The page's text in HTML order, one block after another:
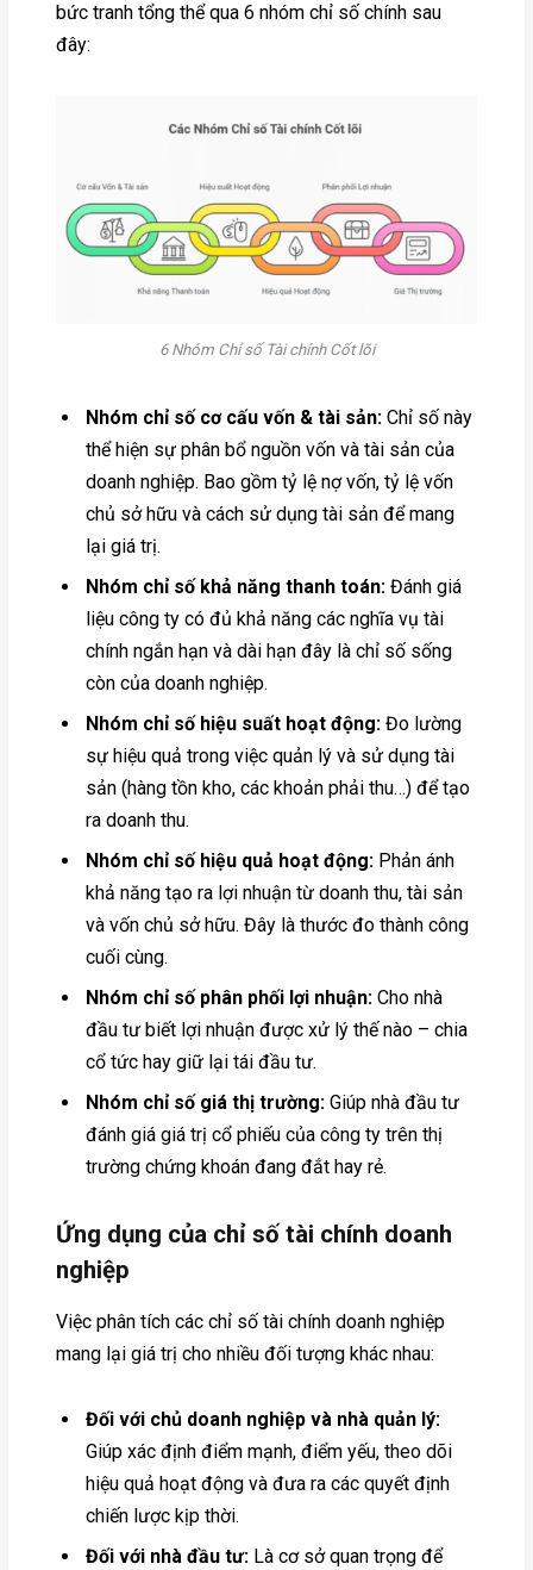
bức tranh tổng thể qua 6 nhóm chỉ số chính sau
đây:
6 Nhóm Chỉ số Tài chính Cốt lõi
Nhóm chỉ số cơ cấu vốn & tài sản: Chỉ số này
thể hiện sự phân bổ nguồn vốn và tài sản của
doanh nghiệp. Bao gồm tỷ lệ nợ vốn, tỷ lệ vốn
chủ sở hữu và cách sử dụng tài sản để mang
lại giá trị.
Nhóm chỉ số khả năng thanh toán: Đánh giá
liệu công ty có đủ khả năng các nghĩa vụ tài
chính ngắn hạn và dài hạn đây là chỉ số sống
còn của doanh nghiệp.
Nhóm chỉ số hiệu suất hoạt động: Đo lường
sự hiệu quả trong việc quản lý và sử dụng tài
sản (hàng tồn kho, các khoản phải thu…) để tạo
ra doanh thu.
Nhóm chỉ số hiệu quả hoạt động: Phản ánh
khả năng tạo ra lợi nhuận từ doanh thu, tài sản
và vốn chủ sở hữu. Đây là thước đo thành công
cuối cùng.
Nhóm chỉ số phân phối lợi nhuận: Cho nhà
đầu tư biết lợi nhuận được xử lý thế nào – chia
cổ tức hay giữ lại tái đầu tư.
Nhóm chỉ số giá thị trường: Giúp nhà đầu tư
đánh giá giá trị cổ phiếu của công ty trên thị
trường chứng khoán đang đắt hay rẻ.
Ứng dụng của chỉ số tài chính doanh
nghiệp
Việc phân tích các chỉ số tài chính doanh nghiệp
mang lại giá trị cho nhiều đối tượng khác nhau:
Đối với chủ doanh nghiệp và nhà quản lý:
Giúp xác định điểm mạnh, điểm yếu, theo dõi
hiệu quả hoạt động và đưa ra các quyết định
chiến lược kịp thời.
Đối với nhà đầu tư: Là cơ sở quan trọng để